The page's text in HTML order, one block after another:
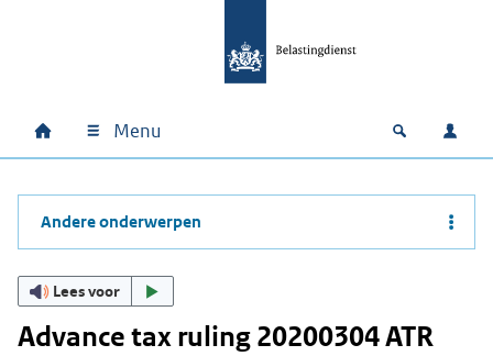
Hoofdnavigatie
Home Menu Open
Andere onderwerpen
Lees voor
Advance tax ruling 20200304 ATR